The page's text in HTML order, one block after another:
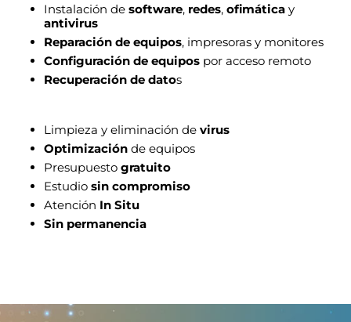
Instalación de software, redes, ofimáticay
antivirus
Reparación de equipos, impresoras y monitores
Configuración de equipospor acceso remoto
Recuperación de datos
Limpieza y eliminación de virus
Optimizaciónde equipos
Presupuestogratuito
Estudiosin compromiso
Atención In Situ
Sin permanencia